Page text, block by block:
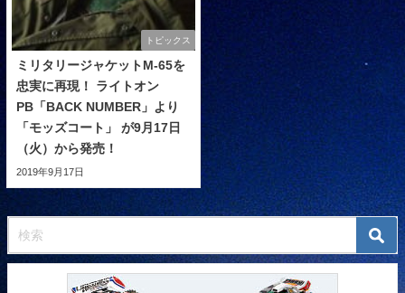
トピックス
ミリタリージャケットM-65を
忠実に再現！ ライトオン
PB「BACK NUMBER」より
「モッズコート」 が9月17日
（火）から発売！
2019年9月17日